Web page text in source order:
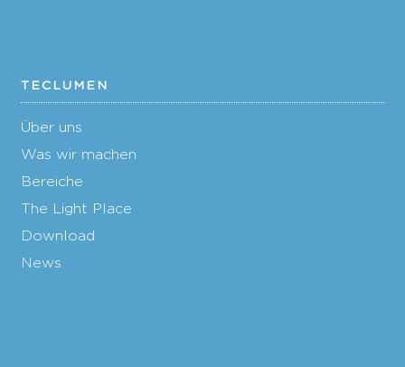
TECLUMEN
Über uns
Was wir machen
Bereiche
The Light Place
Download
News